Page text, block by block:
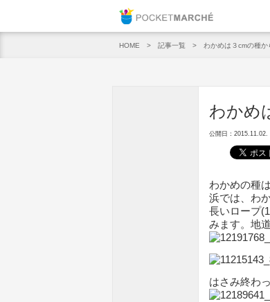
HOME 記事一覧 わかめは３cmの種か
わかめ
公開日：2015.11.02.
わかめの種
浜では、わ
長いロープ
みます。地
はさみ終わ